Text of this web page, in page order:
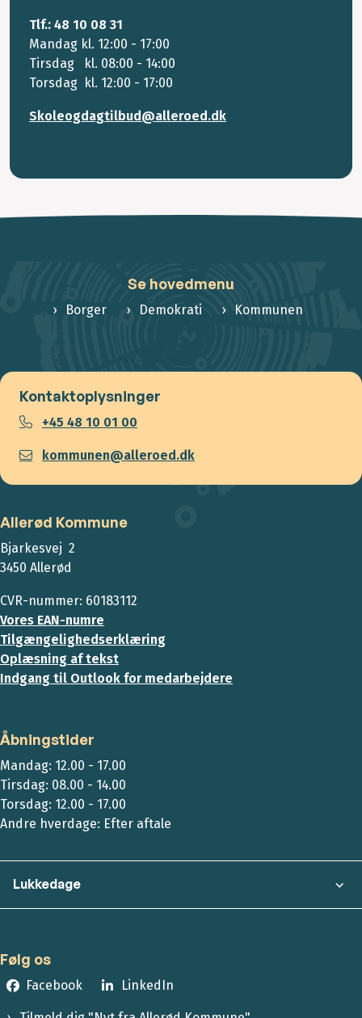
Tlf.: 48 10 08 31
Mandag kl. 12:00 - 17:00
Tirsdag kl. 08:00 - 14:00
Torsdag kl. 12:00 - 17:00
Skoleogdagtilbud@alleroed.dk
Se hovedmenu
Borger Demokrati Kommunen
Kontaktoplysninger
+45 48 10 01 00
kommunen@alleroed.dk
Allerød Kommune
Bjarkesvej 2
3450 Allerød
CVR-nummer: 60183112
Vores EAN-numre
Tilgængelighedserklæring
Oplæsning af tekst
Indgang til Outlook for medarbejdere
Åbningstider
Mandag: 12.00 - 17.00
Tirsdag: 08.00 - 14.00
Torsdag: 12.00 - 17.00
Andre hverdage: Efter aftale
Lukkedage
Følg os
Facebook LinkedIn